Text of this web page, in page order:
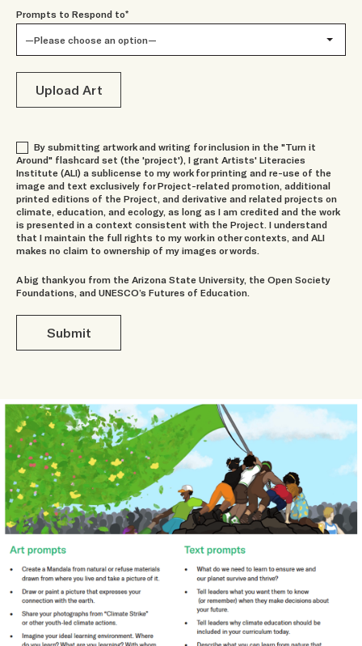
Prompts to Respond to*
—Please choose an option—
Upload Art
By submitting artwork and writing for inclusion in the "Turn it
Around" flashcard set (the 'project'), I grant Artists' Literacies
Institute (ALI) a sublicense to my work for printing and re-use of the
image and text exclusively for Project-related promotion, additional
printed editions of the Project, and derivative and related projects on
climate, education, and ecology, as long as I am credited and the work
is presented in a context consistent with the Project. I understand
that I maintain the full rights to my work in other contexts, and ALI
makes no claim to ownership of my images or words.
A big thank you from the Arizona State University, the Open Society
Foundations, and UNESCO’s Futures of Education.